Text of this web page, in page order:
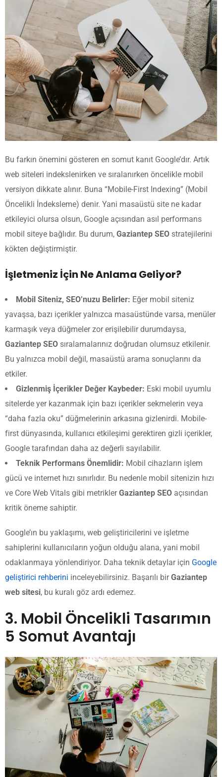
Bu farkın önemini gösteren en somut kanıt Google’dır. Artık
web siteleri indekslenirken ve sıralanırken öncelikle mobil
versiyon dikkate alınır. Buna “Mobile-First Indexing” (Mobil
Öncelikli İndeksleme) denir. Yani masaüstü site ne kadar
etkileyici olursa olsun, Google açısından asıl performans
mobil siteye bağlıdır. Bu durum, Gaziantep SEO stratejilerini
kökten değiştirmiştir.
İşletmeniz İçin Ne Anlama Geliyor?
Mobil Siteniz, SEO’nuzu Belirler: Eğer mobil siteniz
yavaşsa, bazı içerikler yalnızca masaüstünde varsa, menüler
karmaşık veya düğmeler zor erişilebilir durumdaysa,
Gaziantep SEO sıralamalarınız doğrudan olumsuz etkilenir.
Bu yalnızca mobil değil, masaüstü arama sonuçlarını da
etkiler.
Gizlenmiş İçerikler Değer Kaybeder: Eski mobil uyumlu
sitelerde yer kazanmak için bazı içerikler sekmelerin veya
“daha fazla oku” düğmelerinin arkasına gizlenirdi. Mobile-
first dünyasında, kullanıcı etkileşimi gerektiren gizli içerikler,
Google tarafından daha az değerli sayılabilir.
Teknik Performans Önemlidir: Mobil cihazların işlem
gücü ve internet hızı sınırlıdır. Bu nedenle mobil sitenizin hızı
ve Core Web Vitals gibi metriklerGaziantep SEO açısından
kritik öneme sahiptir.
Google’ın bu yaklaşımı, web geliştiricilerini ve işletme
sahiplerini kullanıcıların yoğun olduğu alana, yani mobil
odaklanmaya yönlendiriyor. Daha teknik detaylar için Google
geliştirici rehberini inceleyebilirsiniz. Başarılı birGaziantep
web sitesi, bu kuralı göz ardı edemez.
3. Mobil Öncelikli Tasarımın
5 Somut Avantajı